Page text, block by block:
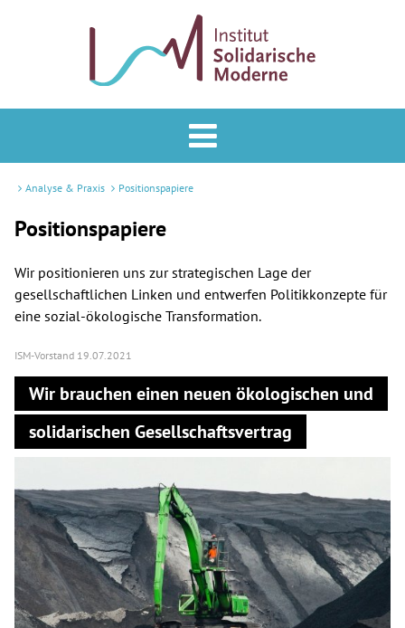
Podcast
ISM
Mitglied werden
Newsletter
Spenden
Kontakt
Presse
English
Analyse & Praxis Positionspapiere
Positionspapiere
Wir positionieren uns zur strategischen Lage der
gesellschaftlichen Linken und entwerfen Politikkonzepte für
eine sozial-ökologische Transformation.
ISM-Vorstand 19.07.2021
Wir brauchen einen neuen ökologischen und
solidarischen Gesellschaftsvertrag